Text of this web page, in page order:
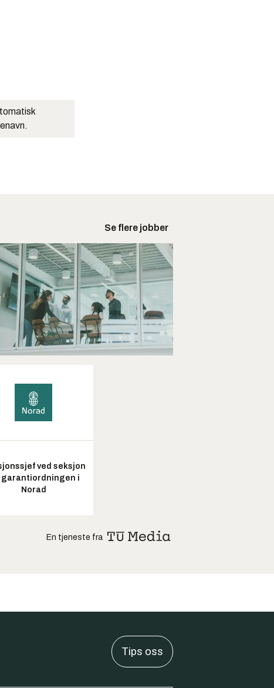
Se flere jobber
ved seksjon
garantiordningen i
Norad
En tjeneste fra
Tips oss